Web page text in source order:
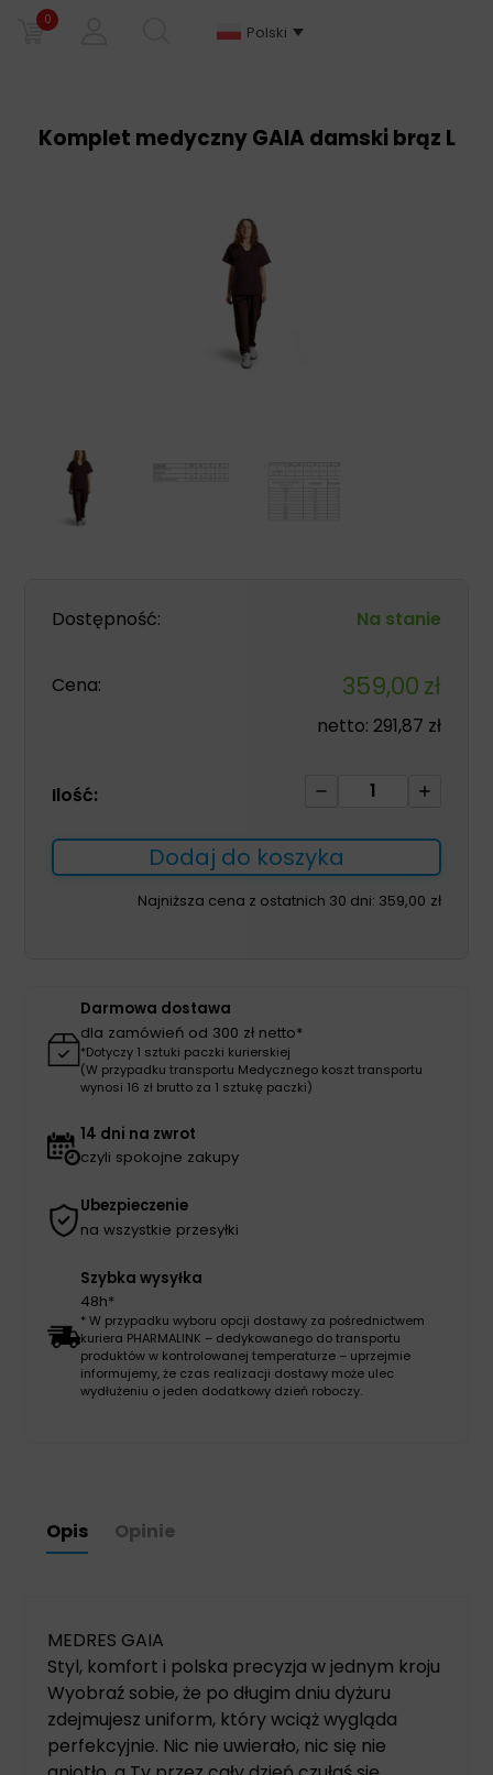
0
Polski
Komplet medyczny GAIA damski brąz L
Dostępność: Na stanie
Cena: 359,00zł
netto: 291,87 zł
Ilość:
ilość
medyczny
GAIA
damski
Dodaj do koszyka
Najniższa cena z ostatnich 30 dni: 359,00 zł
Darmowa dostawa
dla zamówień od 300 zł netto*
*Dotyczy 1 sztuki paczki kurierskiej
(W przypadku transportu Medycznego koszt transportu
wynosi 16 zł brutto za 1 sztukę paczki)
14 dni na zwrot
czyli spokojne zakupy
Ubezpieczenie
na wszystkie przesyłki
Szybka wysyłka
48h*
* W przypadku wyboru opcji dostawy za pośrednictwem
kuriera PHARMALINK – dedykowanego do transportu
produktów w kontrolowanej temperaturze – uprzejmie
informujemy, że czas realizacji dostawy może ulec
wydłużeniu o jeden dodatkowy dzień roboczy.
Opis Opinie
MEDRES GAIA
Styl, komfort i polska precyzja w jednym kroju
Wyobraź sobie, że po długim dniu dyżuru
zdejmujesz uniform, który wciąż wygląda
perfekcyjnie. Nic nie uwierało, nic się nie